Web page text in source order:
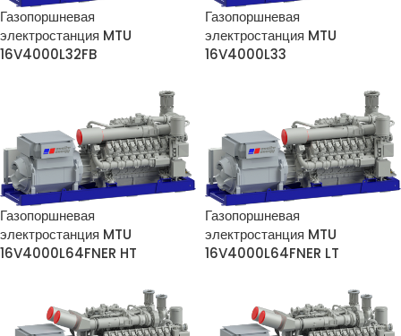
Газопоршневая
электростанция MTU
16V4000L32FB
Газопоршневая
электростанция MTU
16V4000L33
Газопоршневая
электростанция MTU
16V4000L64FNER HT
Газопоршневая
электростанция MTU
16V4000L64FNER LT